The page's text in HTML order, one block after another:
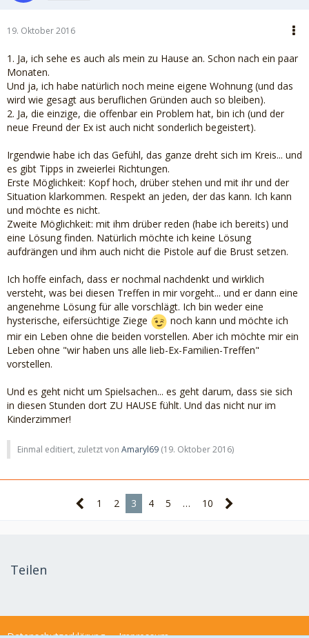
19. Oktober 2016
1. Ja, ich sehe es auch als mein zu Hause an. Schon nach ein paar
Monaten.
Und ja, ich habe natürlich noch meine eigene Wohnung (und das
wird wie gesagt aus beruflichen Gründen auch so bleiben).
2. Ja, die einzige, die offenbar ein Problem hat, bin ich (und der
neue Freund der Ex ist auch nicht sonderlich begeistert).
Irgendwie habe ich das Gefühl, das ganze dreht sich im Kreis... und
es gibt Tipps in zweierlei Richtungen.
Erste Möglichkeit: Kopf hoch, drüber stehen und mit ihr und der
Situation klarkommen. Respekt an jeden, der das kann. Ich kann
und möchte es nicht.
Zweite Möglichkeit: mit ihm drüber reden (habe ich bereits) und
eine Lösung finden. Natürlich möchte ich keine Lösung
aufdrängen und ihm auch nicht die Pistole auf die Brust setzen.
Ich hoffe einfach, dass er nochmal nachdenkt und wirklich
versteht, was bei diesen Treffen in mir vorgeht... und er dann eine
angenehme Lösung für alle vorschlägt. Ich bin weder eine
hysterische, eifersüchtige Ziege
noch kann und möchte ich
mir ein Leben ohne die beiden vorstellen. Aber ich möchte mir ein
Leben ohne "wir haben uns alle lieb-Ex-Familien-Treffen"
vorstellen.
Und es geht nicht um Spielsachen... es geht darum, dass sie sich
in diesen Stunden dort ZU HAUSE fühlt. Und das nicht nur im
Kinderzimmer!
Einmal editiert, zuletzt von Amaryl69 (19. Oktober 2016)
1 2 3 4 5 … 10
Teilen